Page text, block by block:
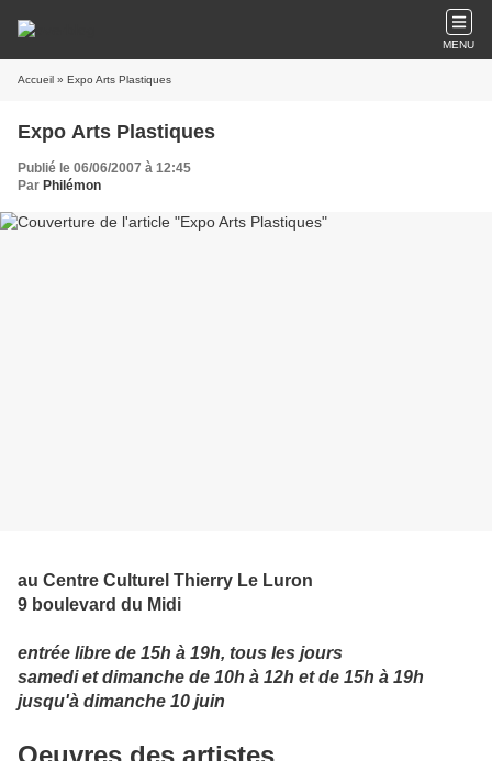
MENU
Accueil » Expo Arts Plastiques
Expo Arts Plastiques
Publié le 06/06/2007 à 12:45
Par Philémon
au Centre Culturel Thierry Le Luron
9 boulevard du Midi
entrée libre de 15h à 19h, tous les jours
samedi et dimanche de 10h à 12h et de 15h à 19h
jusqu'à dimanche 10 juin
Oeuvres des artistes